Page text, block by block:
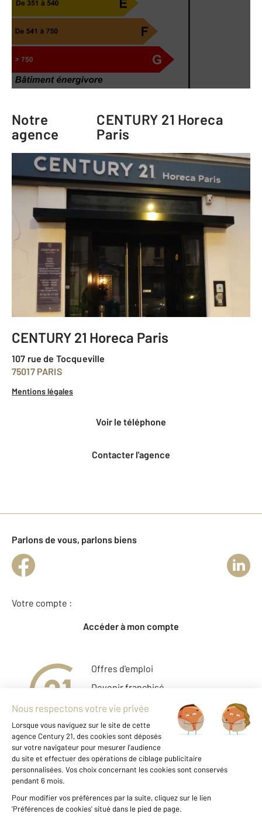
Notre
agence
CENTURY 21 Horeca
Paris
CENTURY 21 Horeca Paris
107 rue de Tocqueville
75017 PARIS
Mentions légales
voir le téléphone
Contacter l'agence
Parlons de vous, parlons biens
Votre compte :
Accéder à mon compte
Offres d'emploi
Devenir franchisé
Entreprise et commerce
Fine Homes & Estates
International